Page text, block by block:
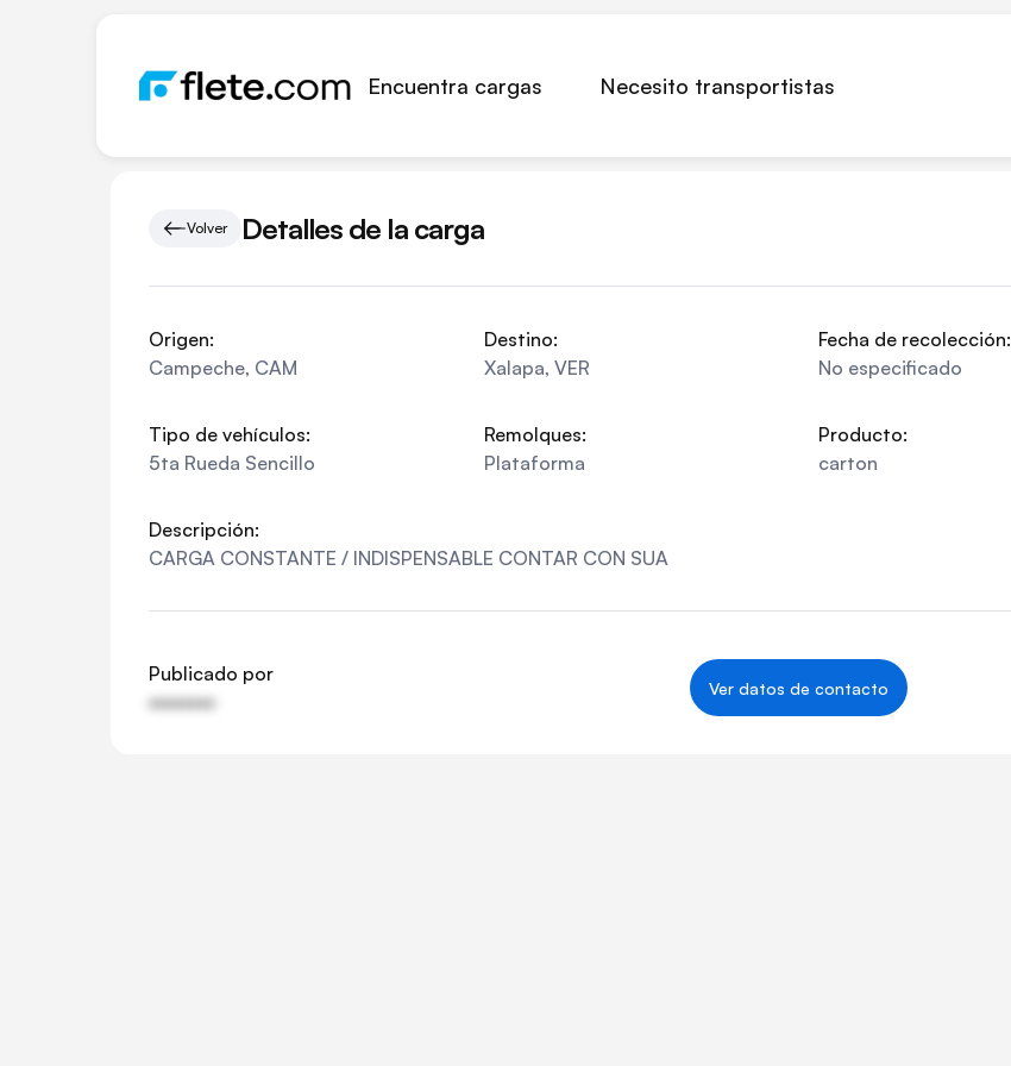
Encuentra cargas Necesito transportistas
Volver Detalles de la carga
Origen:
Campeche, CAM
Destino:
Xalapa, VER
Fecha de recolección:
No especificado
Tipo de vehículos:
5ta Rueda Sencillo
Remolques:
Plataforma
Producto:
carton
Descripción:
CARGA CONSTANTE / INDISPENSABLE CONTAR CON SUA
Publicado por
••••••••
Ver datos de contacto